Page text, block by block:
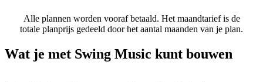
Alle plannen worden vooraf betaald. Het maandtarief is de
totale planprijs gedeeld door het aantal maanden van je plan.
Wat je met Swing Music kunt bouwen